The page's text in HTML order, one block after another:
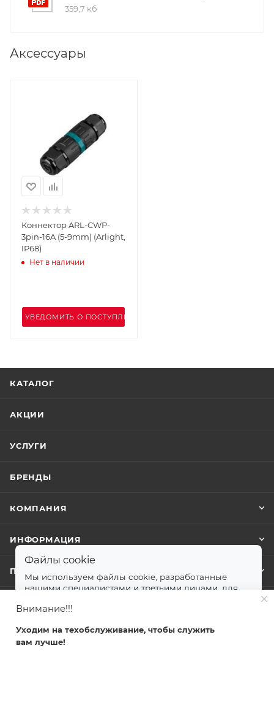
359,7 кб
Аксессуары
Коннектор ARL-CWP-
3pin-16A (5-9mm) (Arlight,
IP68)
Нет в наличии
УВЕДОМИТЬ О ПОСТУПЛЕНИИ
КАТАЛОГ
АКЦИИ
УСЛУГИ
БРЕНДЫ
КОМПАНИЯ
ИНФОРМАЦИЯ
ПОМОЩЬ
Внимание!!!
Уходим на техобслуживание, чтобы служить
вам лучше!
Файлы cookie
Мы используем файлы cookie, разработанные
нашими специалистами и третьими лицами, для